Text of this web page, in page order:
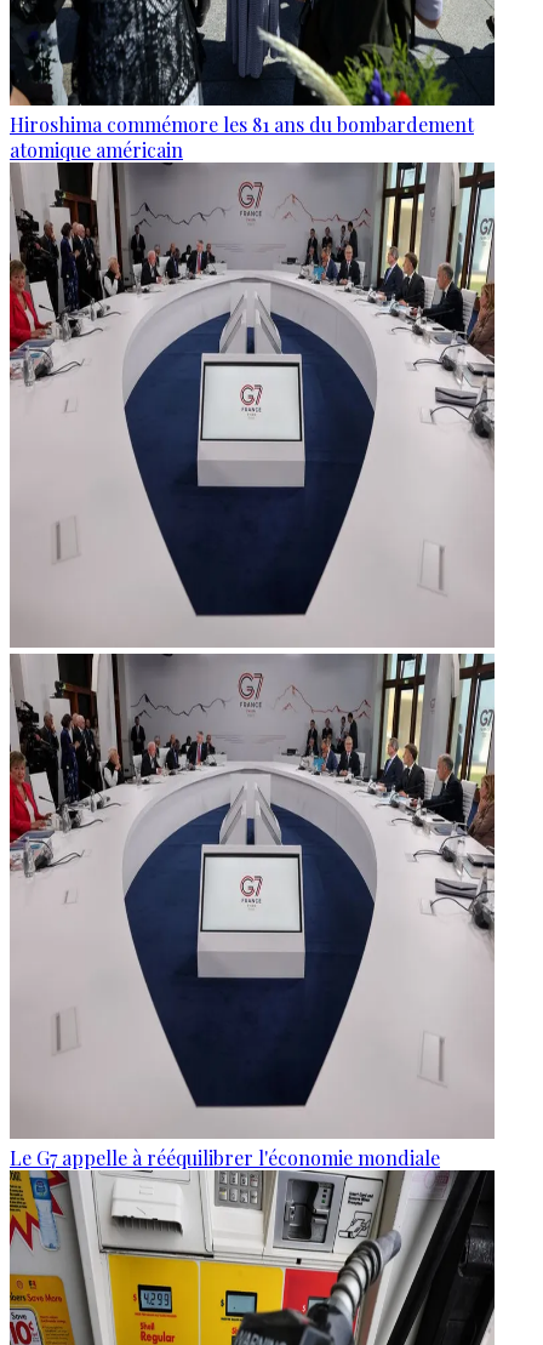
Hiroshima commémore les 81 ans du bombardement
atomique américain
Le G7 appelle à rééquilibrer l'économie mondiale